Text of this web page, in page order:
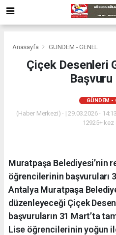
Anasayfa GÜNDEM - GENEL
Çiçek Desenleri
Başvuru
GÜNDEM -
(Haber Merkezi) - | 29.03.2026 -
12925+ kez
Muratpaşa Belediyesi’nin
öğrencilerinin başvuruları
Antalya Muratpaşa
düzenleyeceği Çiçek
başvuruların 31 Mart’ta
Lise öğrencilerinin yoğun